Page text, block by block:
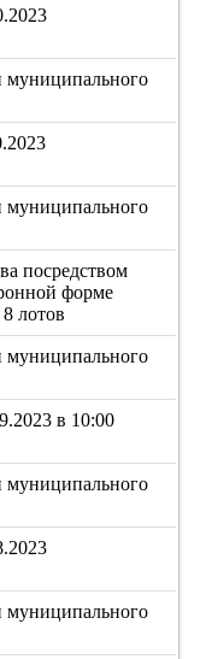
муниципального
муниципального
посредством
форме
лотов
муниципального
в 10:00
муниципального
муниципального